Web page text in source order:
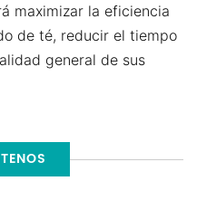
maximizar la eficiencia
de té, reducir el tiempo
general de sus